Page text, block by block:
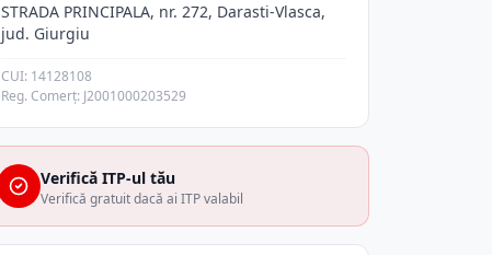
STRADA PRINCIPALA, nr. 272, Darasti-Vlasca,
jud. Giurgiu
CUI: 14128108
Reg. Comerț: J2001000203529
Verifică ITP-ul tău
Verifică gratuit dacă ai ITP valabil